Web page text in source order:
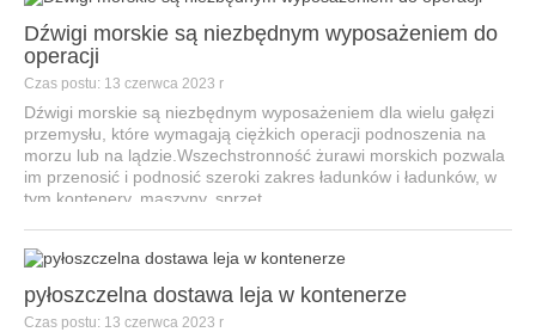
Dźwigi morskie są niezbędnym wyposażeniem do
operacji
Czas postu: 13 czerwca 2023 r
Dźwigi morskie są niezbędnym wyposażeniem dla wielu gałęzi
przemysłu, które wymagają ciężkich operacji podnoszenia na
morzu lub na lądzie.Wszechstronność żurawi morskich pozwala
im przenosić i podnosić szeroki zakres ładunków i ładunków, w
tym kontenery, maszyny, sprzęt,...
pyłoszczelna dostawa leja w kontenerze
Czas postu: 13 czerwca 2023 r